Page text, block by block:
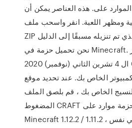
على. هذه العناصر يمكن أن
ومظهر اللعبة. انقر واسحب ملف
ZIP الذي تم تنزيله مسبقًا إلى الدليل resourcepacks.
نحن تحميل حزمة في Minecraft. برمجةأجهزة الكمبيوتر
ال 4 تشرين الثاني (نوفمبر) 2020 CRAFT الذي تم
الخاص بك. عند تحديد موقع
الخاص بك ، قم بلصق الملف
المضغوط CRAFT عبارة عن حزمة موارد على
Minecraft 1.12.2 / 1.11.2 ، والتي لا يزال الأمر في نفس